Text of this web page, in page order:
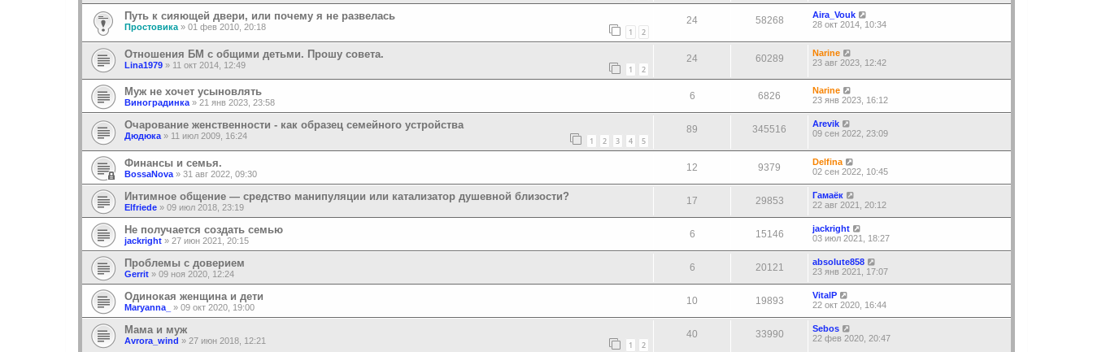
Путь к сияющей двери, или почему я не развелась
Простовика » 01 фев 2010, 20:18 1 2
24 58268
Aira_Vouk
28 окт 2014, 10:34
Отношения БМ с общими детьми. Прошу совета.
Lina1979 » 11 окт 2014, 12:49 1 2
24 60289
Narine
23 авг 2023, 12:42
Муж не хочет усыновлять
Виноградинка » 21 янв 2023, 23:58
6 6826
Narine
23 янв 2023, 16:12
Очарование женственности - как образец семейного устройства
Дюдюка » 11 июл 2009, 16:24 1 2 3 4 5
89 345516
Arevik
09 сен 2022, 23:09
Финансы и семья.
BossaNova » 31 авг 2022, 09:30
12 9379
Delfina
02 сен 2022, 10:45
Интимное общение — средство манипуляции или катализатор душевной близости?
Elfriede » 09 июл 2018, 23:19
17 29853
Гамаёк
22 авг 2021, 20:12
Не получается создать семью
jackright » 27 июн 2021, 20:15
6 15146
jackright
03 июл 2021, 18:27
Проблемы с доверием
Gerrit » 09 ноя 2020, 12:24
6 20121
absolute858
23 янв 2021, 17:07
Одинокая женщина и дети
Maryanna_ » 09 окт 2020, 19:00
10 19893
VitalP
22 окт 2020, 16:44
Мама и муж
Avrora_wind » 27 июн 2018, 12:21 1 2
40 33990
Sebos
22 фев 2020, 20:47